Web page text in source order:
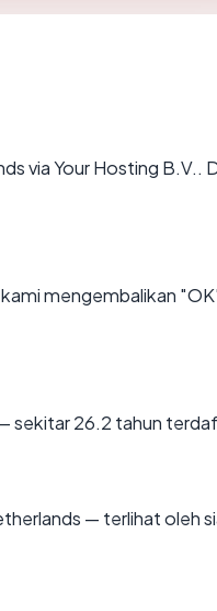
via Your Hosting B.V..
mengembalikan
sekitar 26.2 tahun
— terlihat oleh